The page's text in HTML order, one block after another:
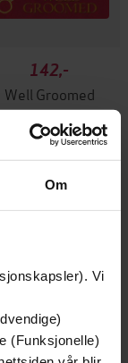
Om
Vi
(Funksjonelle)
142,-
Well Groomed
Fiona Walker
EBOK
Premium